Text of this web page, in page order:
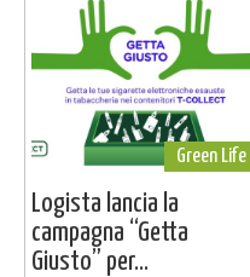
Green Life
Logista lancia la
campagna “Getta
Giusto” per...